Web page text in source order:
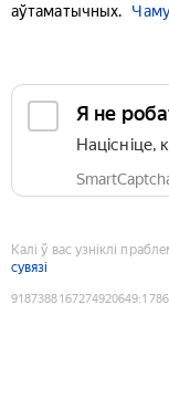
аўтаматычных.
Я не
Націсніце,
Калі ў вас узніклі
сувязі
9187388167274920649: